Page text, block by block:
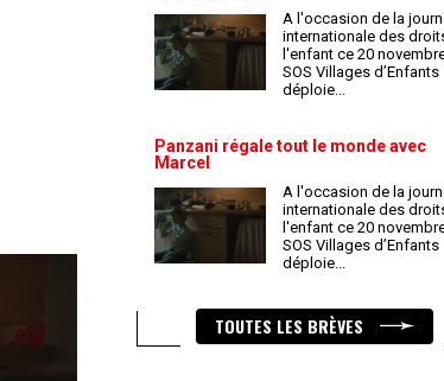
A l'occasion de la
internationale des
l'enfant ce 20
SOS Villages d’Enfants
déploie...
Panzani régale tout le monde avec
Marcel
A l'occasion de la
internationale des
l'enfant ce 20
SOS Villages d’Enfants
déploie...
TOUTES LES BRÈVES